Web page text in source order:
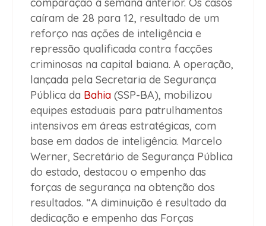
comparação à semana anterior. Os casos
caíram de 28 para 12, resultado de um
reforço nas ações de inteligência e
repressão qualificada contra facções
criminosas na capital baiana. A operação,
lançada pela Secretaria de Segurança
Pública da Bahia (SSP-BA), mobilizou
equipes estaduais para patrulhamentos
intensivos em áreas estratégicas, com
base em dados de inteligência. Marcelo
Werner, Secretário de Segurança Pública
do estado, destacou o empenho das
forças de segurança na obtenção dos
resultados. “A diminuição é resultado da
dedicação e empenho das Forças